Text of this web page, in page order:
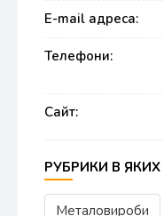
E-mail адреса:
Телефони:
Сайт:
РУБРИКИ В
Металовироби